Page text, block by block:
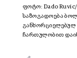
ფოტო: Dado
საზოგადოება
განხორციელებულ
ჩართულობით